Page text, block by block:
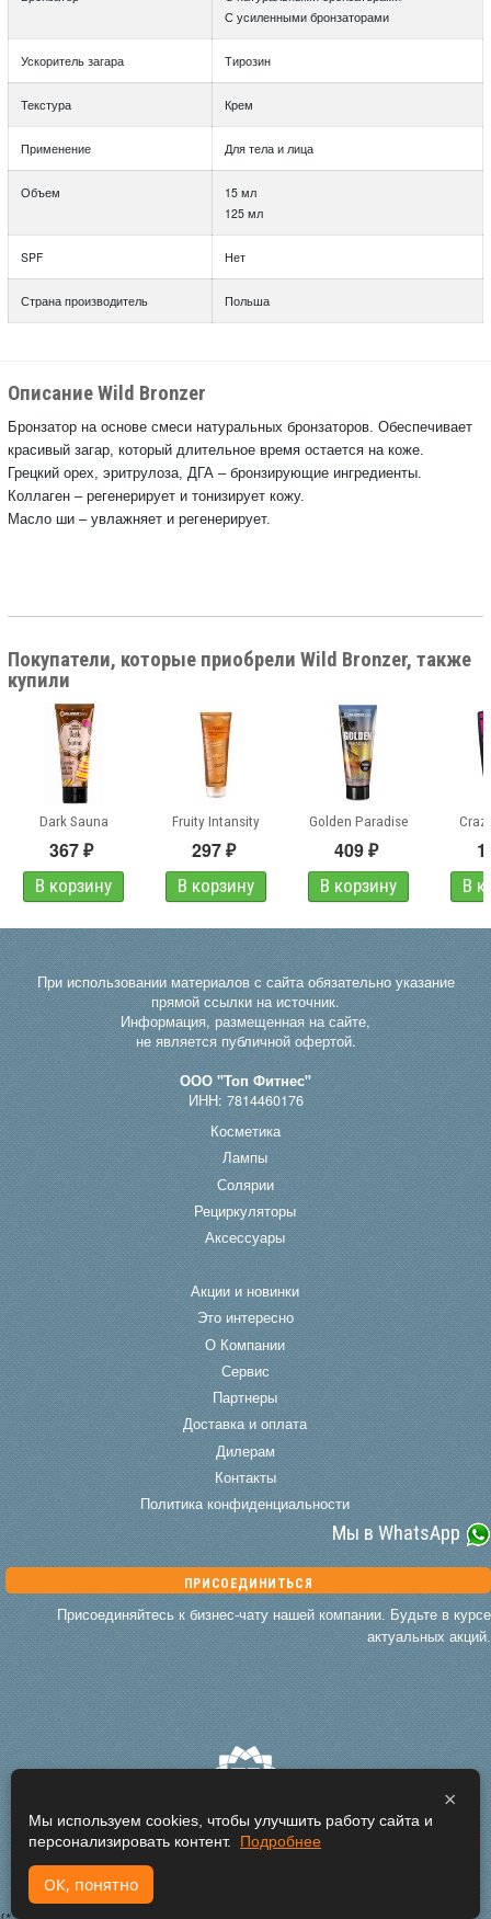
С усиленными бронзаторами
Ускоритель загара Тирозин
Текстура Крем
Применение Для тела и лица
Объем
15 мл
125 мл
SPF Нет
Страна производитель Польша
Описание Wild Bronzer
Бронзатор на основе смеси натуральных бронзаторов. Обеспечивает
красивый загар, который длительное время остается на коже.
Грецкий орех, эритрулоза, ДГА – бронзирующие ингредиенты.
Коллаген – регенерирует и тонизирует кожу.
Масло ши – увлажняет и регенерирует.
Покупатели, которые приобрели Wild Bronzer, также
купили
Dark Sauna
367 ₽
Fruity Intansity
297 ₽
Golden Paradise
409 ₽
При использовании материалов с сайта обязательно указание
прямой ссылки на источник.
Информация, размещенная на сайте,
не является публичной офертой.
ООО "Топ Фитнес"
ИНН: 7814460176
Косметика
Лампы
Солярии
Рециркуляторы
Аксессуары
Акции и новинки
Это интересно
О Компании
Сервис
Партнеры
Доставка и оплата
Дилерам
Контакты
Политика конфиденциальности
Мы в WhatsApp
ПРИСОЕДИНИТЬСЯ
Присоединяйтесь к бизнес-чату нашей компании. Будьте в курсе
актуальных акций.
© 2010–2026Topzagar.ru
www.topzagar.ru
×
Мы используем cookies, чтобы улучшить работу сайта и
персонализировать контент.
Подробнее
ОК, понятно